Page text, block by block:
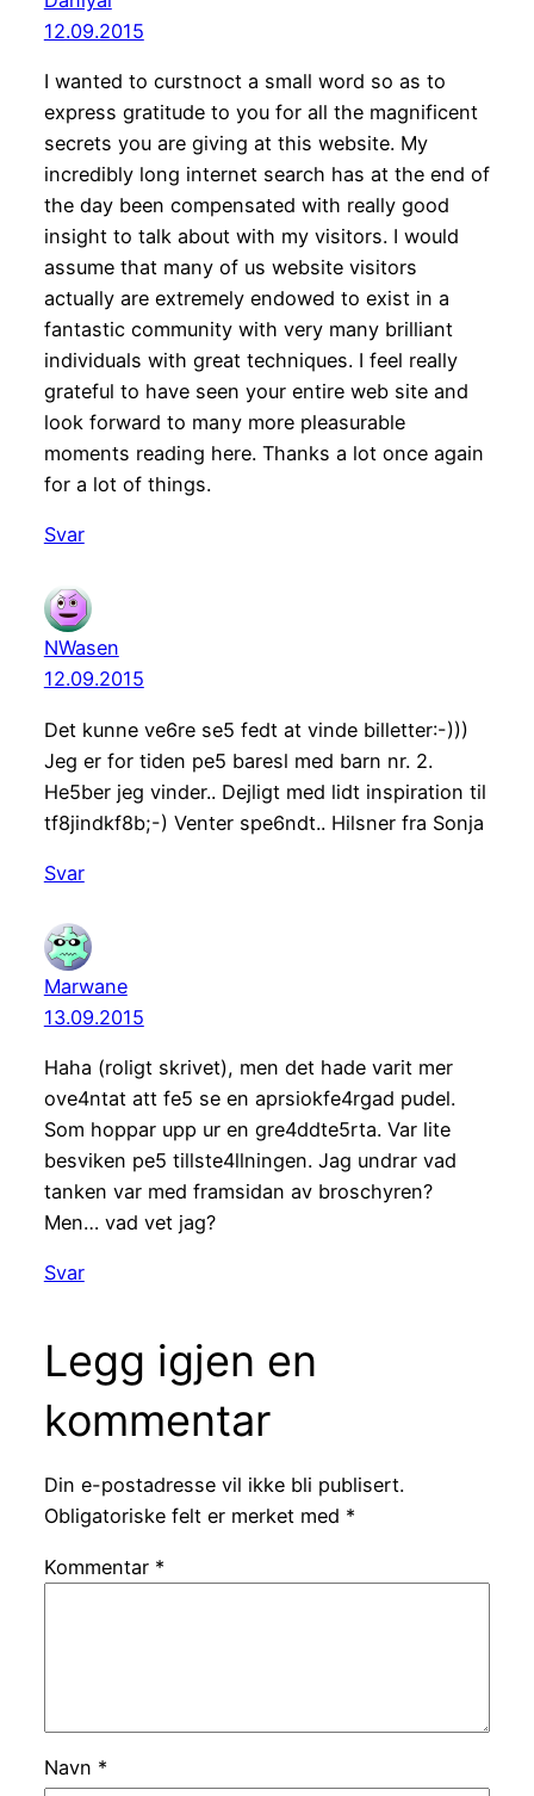
12.09.2015
I wanted to curstnoct a small word so as to
express gratitude to you for all the magnificent
secrets you are giving at this website. My
incredibly long internet search has at the end of
the day been compensated with really good
insight to talk about with my visitors. I would
assume that many of us website visitors
actually are extremely endowed to exist in a
fantastic community with very many brilliant
individuals with great techniques. I feel really
grateful to have seen your entire web site and
look forward to many more pleasurable
moments reading here. Thanks a lot once again
for a lot of things.
Svar
NWasen
12.09.2015
Det kunne ve6re se5 fedt at vinde billetter:-)))
Jeg er for tiden pe5 baresl med barn nr. 2.
He5ber jeg vinder.. Dejligt med lidt inspiration til
tf8jindkf8b;-) Venter spe6ndt.. Hilsner fra Sonja
Svar
Marwane
13.09.2015
Haha (roligt skrivet), men det hade varit mer
ove4ntat att fe5 se en aprsiokfe4rgad pudel.
Som hoppar upp ur en gre4ddte5rta. Var lite
besviken pe5 tillste4llningen. Jag undrar vad
tanken var med framsidan av broschyren?
Men… vad vet jag?
Svar
Legg igjen en
kommentar
Din e-postadresse vil ikke bli publisert.
Obligatoriske felt er merket med *
Kommentar *
Navn *